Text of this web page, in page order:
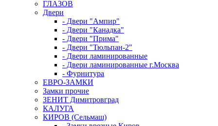
ГЛАЗОВ
Двери
- Двери "Ампир"
- Двери "Канадка"
- Двери "Прима"
- Двери "Тюльпан-2"
- Двери ламинированные
- Двери ламинированные г.Москва
- Фурнитура
ЕВРО-ЗАМКИ
Замки прочие
ЗЕНИТ Димитровград
КАЛУГА
КИРОВ (Сельмаш)